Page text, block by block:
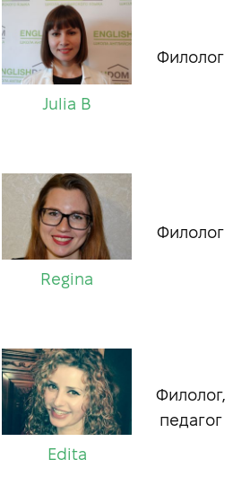
Julia B
Филолог
Regina
Филолог
Edita
Филолог,
педагог